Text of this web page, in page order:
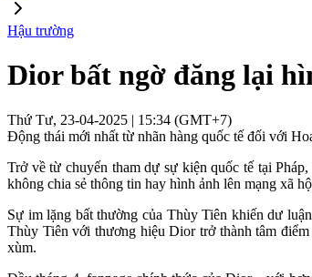
Hậu trường
Dior bất ngờ đăng lại
Thứ Tư, 23-04-2025 | 15:34 (GMT+7)
Động thái mới nhất từ nhãn hàng quốc tế đối với
Trở về từ chuyến tham dự sự kiện quốc tế tại
không chia sẻ thông tin hay hình ảnh lên mạng xã
Sự im lặng bất thường của Thùy Tiên khiến dư
Thùy Tiên với thương hiệu Dior trở thành tâm
xùm.